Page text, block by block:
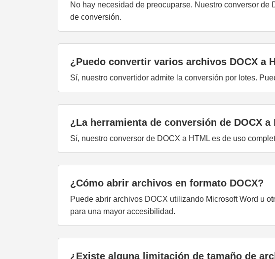
No hay necesidad de preocuparse. Nuestro conversor
de conversión.
¿Puedo convertir varios archivos DOCX a
Sí, nuestro convertidor admite la conversión por lotes.
¿La herramienta de conversión de DOCX
Sí, nuestro conversor de DOCX a HTML es de uso
¿Cómo abrir archivos en formato DOCX?
Puede abrir archivos DOCX utilizando Microsoft Word u
para una mayor accesibilidad.
¿Existe alguna limitación de tamaño de